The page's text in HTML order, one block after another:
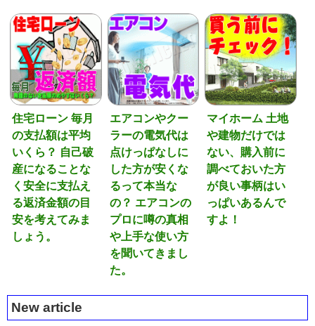
住宅ローン 毎月
の支払額は平均
いくら？ 自己破
産になることな
く安全に支払え
る返済金額の目
安を考えてみま
しょう。
エアコンやクー
ラーの電気代は
点けっぱなしに
した方が安くな
るって本当な
の？ エアコンの
プロに噂の真相
や上手な使い方
を聞いてきまし
た。
マイホーム 土地
や建物だけでは
ない、購入前に
調べておいた方
が良い事柄はい
っぱいあるんで
すよ！
New article